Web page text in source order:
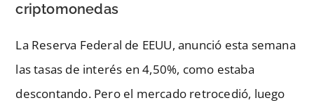
criptomonedas
La Reserva Federal de EEUU, anunció esta semana
las tasas de interés en 4,50%, como estaba
descontando. Pero el mercado retrocedió, luego